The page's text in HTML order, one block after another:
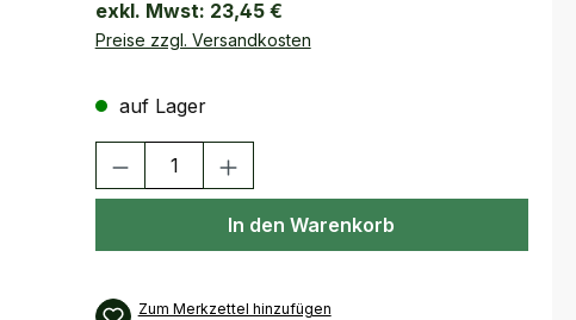
exkl. Mwst: 23,45 €
Preise zzgl. Versandkosten
auf Lager
Produkt Anzahl: Gib den gewünschten Wert ein oder
In den Warenkorb
Zum Merkzettel hinzufügen